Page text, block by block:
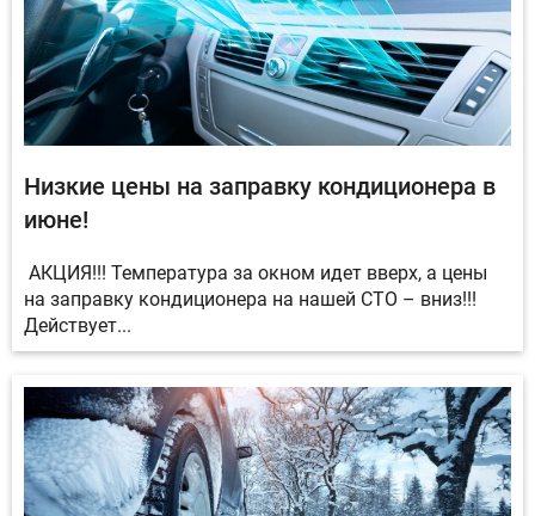
Низкие цены на заправку кондиционера в
июне!
АКЦИЯ!!! Температура за окном идет вверх, а цены
на заправку кондиционера на нашей СТО – вниз!!!
Действует...